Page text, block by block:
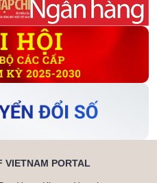
VIETNAM PORTAL